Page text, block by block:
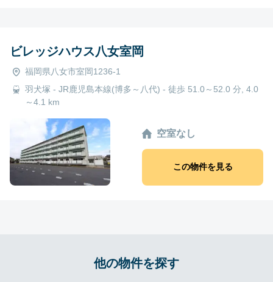
ビレッジハウス八女室岡
福岡県八女市室岡1236-1
羽犬塚 - JR鹿児島本線(博多～八代) - 徒歩 51.0～52.0 分, 4.0
～4.1 km
空室なし
この物件を見る
他の物件を探す